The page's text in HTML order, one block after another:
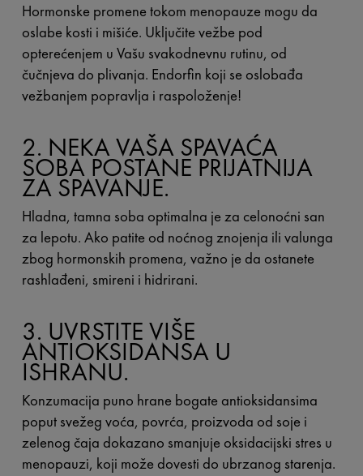
Hormonske promene tokom menopauze mogu da
oslabe kosti i mišiće. Uključite vežbe pod
opterećenjem u Vašu svakodnevnu rutinu, od
čučnjeva do plivanja. Endorfin koji se oslobađa
vežbanjem popravlja i raspoloženje!
2. NEKA VAŠA SPAVAĆA
SOBA POSTANE PRIJATNIJA
ZA SPAVANJE.
Hladna, tamna soba optimalna je za celonoćni san
za lepotu. Ako patite od noćnog znojenja ili valunga
zbog hormonskih promena, važno je da ostanete
rashlađeni, smireni i hidrirani.
3. UVRSTITE VIŠE
ANTIOKSIDANSA U
ISHRANU.
Konzumacija puno hrane bogate antioksidansima
poput svežeg voća, povrća, proizvoda od soje i
zelenog čaja dokazano smanjuje oksidacijski stres u
menopauzi, koji može dovesti do ubrzanog starenja.